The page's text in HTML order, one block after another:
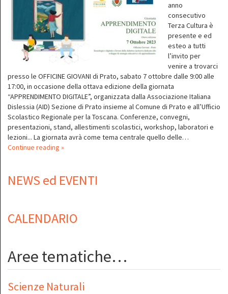
anno
consecutivo
Terza Cultura è
presente e ed
esteo a tutti
l’invito per
venire a trovarci
presso le OFFICINE GIOVANI di Prato, sabato 7 ottobre dalle 9:00 alle
17:00, in occasione della ottava edizione della giornata
“APPRENDIMENTO DIGITALE”, organizzata dalla Associazione Italiana
Dislessia (AID) Sezione di Prato insieme al Comune di Prato e all’Ufficio
Scolastico Regionale per la Toscana. Conferenze, convegni,
presentazioni, stand, allestimenti scolastici, workshop, laboratori e
lezioni... La giornata avrà come tema centrale quello delle…
Continue reading »
NEWS ed EVENTI
CALENDARIO
Aree tematiche…
Scienze Naturali